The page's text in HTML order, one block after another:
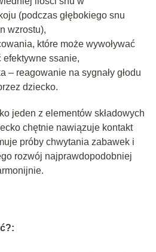
(podczas głębokiego snu
wzrostu),
które może wywoływać
ssanie,
– reagowanie na sygnały głodu
dziecko.
jeden z elementów składowych
chętnie nawiązuje kontakt
próby chwytania zabawek i
rozwój najprawdopodobniej